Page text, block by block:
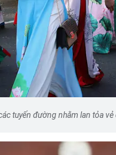
tuyến đường nhằm lan tỏa